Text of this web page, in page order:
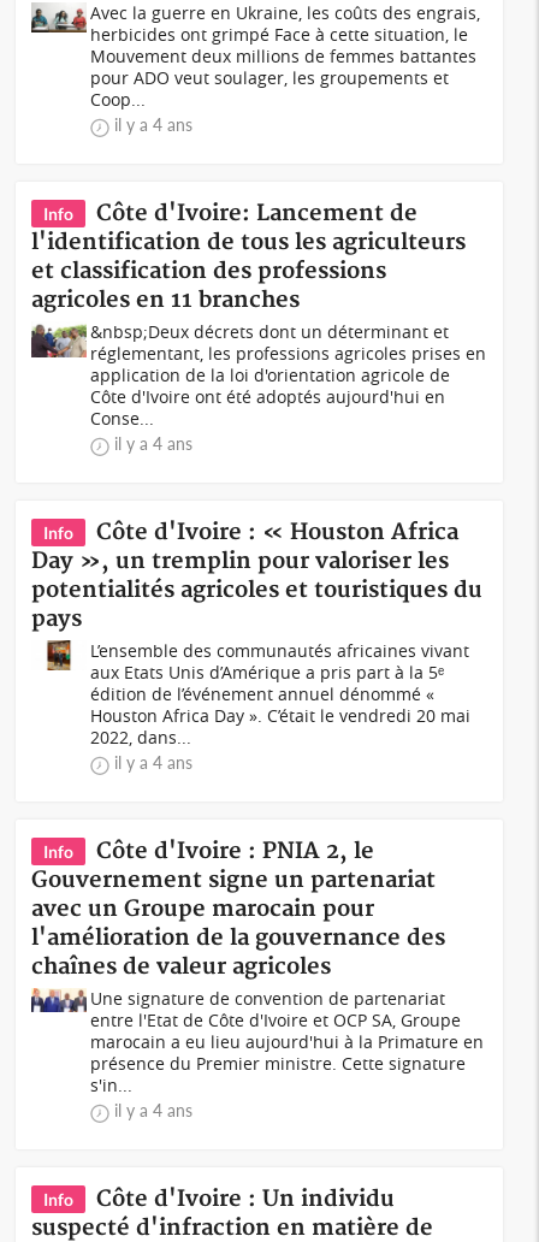
Avec la guerre en Ukraine, les coûts des engrais,
herbicides ont grimpé Face à cette situation, le
Mouvement deux millions de femmes battantes
pour ADO veut soulager, les groupements et
Coop...
il y a 4 ans
Info
Côte d'Ivoire: Lancement de
l'identification de tous les agriculteurs
et classification des professions
agricoles en 11 branches
&nbsp;Deux décrets dont un déterminant et
réglementant, les professions agricoles prises en
application de la loi d'orientation agricole de
Côte d'Ivoire ont été adoptés aujourd'hui en
Conse...
il y a 4 ans
Info
Côte d'Ivoire : « Houston Africa
Day », un tremplin pour valoriser les
potentialités agricoles et touristiques du
pays
L’ensemble des communautés africaines vivant
aux Etats Unis d’Amérique a pris part à la 5ᵉ
édition de l’événement annuel dénommé «
Houston Africa Day ». C’était le vendredi 20 mai
2022, dans...
il y a 4 ans
Info
Côte d'Ivoire : PNIA 2, le
Gouvernement signe un partenariat
avec un Groupe marocain pour
l'amélioration de la gouvernance des
chaînes de valeur agricoles
Une signature de convention de partenariat
entre l'Etat de Côte d'Ivoire et OCP SA, Groupe
marocain a eu lieu aujourd'hui à la Primature en
présence du Premier ministre. Cette signature
s'in...
il y a 4 ans
Info
Côte d'Ivoire : Un individu
suspecté d'infraction en matière de